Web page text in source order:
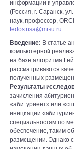
информации и
(Россия, г. Саранск,
наук, профессор,
fedosinsa@mrsu.ru
Введение: В статье
компьютерной
на базе алгоритма
рассматриваются
полученных
Результаты
зачисления
«абитуриент» или
инициации
специальностям по
обеспечение, таким
размещении. Однако